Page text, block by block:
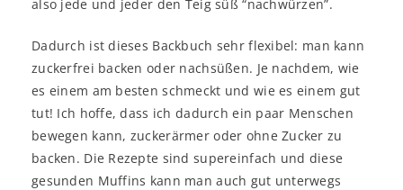
also jede und jeder den Teig süß “nachwürzen”.
Dadurch ist dieses Backbuch sehr flexibel: man kann
zuckerfrei backen oder nachsüßen. Je nachdem, wie
es einem am besten schmeckt und wie es einem gut
tut! Ich hoffe, dass ich dadurch ein paar Menschen
bewegen kann, zuckerärmer oder ohne Zucker zu
backen. Die Rezepte sind supereinfach und diese
gesunden Muffins kann man auch gut unterwegs